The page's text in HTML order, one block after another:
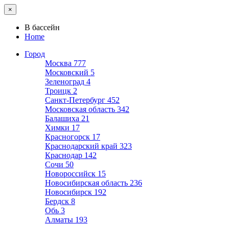
×
В бассейн
Home
Город
Москва 777
Московский 5
Зеленоград 4
Троицк 2
Санкт-Петербург 452
Московская область 342
Балашиха 21
Химки 17
Красногорск 17
Краснодарский край 323
Краснодар 142
Сочи 50
Новороссийск 15
Новосибирская область 236
Новосибирск 192
Бердск 8
Обь 3
Алматы 193